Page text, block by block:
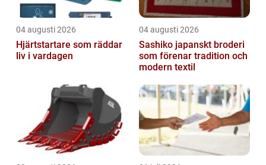
04 augusti 2026
Hjärtstartare som räddar
liv i vardagen
04 augusti 2026
Sashiko japanskt broderi
som förenar tradition och
modern textil